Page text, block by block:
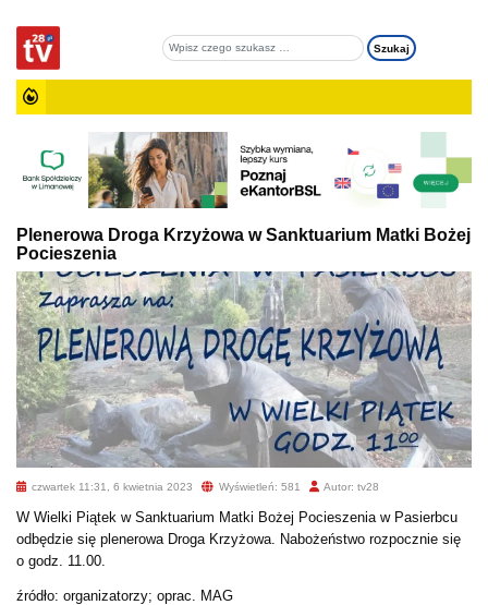
Plenerowa Droga Krzyżowa w Sanktuarium Matki Bożej
Pocieszenia
czwartek 11:31, 6 kwietnia 2023 Wyświetleń: 581 Autor: tv28
W Wielki Piątek w Sanktuarium Matki Bożej Pocieszenia w Pasierbcu
odbędzie się plenerowa Droga Krzyżowa. Nabożeństwo rozpocznie się
o godz. 11.00.
źródło: organizatorzy; oprac. MAG